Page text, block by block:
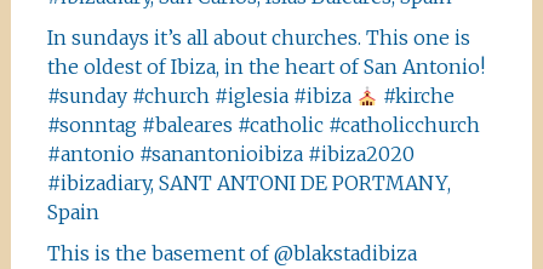
In sundays it’s all about churches. This one is
the oldest of Ibiza, in the heart of San Antonio!
#sunday #church #iglesia #ibiza
#kirche
#sonntag #baleares #catholic #catholicchurch
#antonio #sanantonioibiza #ibiza2020
#ibizadiary, SANT ANTONI DE PORTMANY,
Spain
This is the basement of @blakstadibiza